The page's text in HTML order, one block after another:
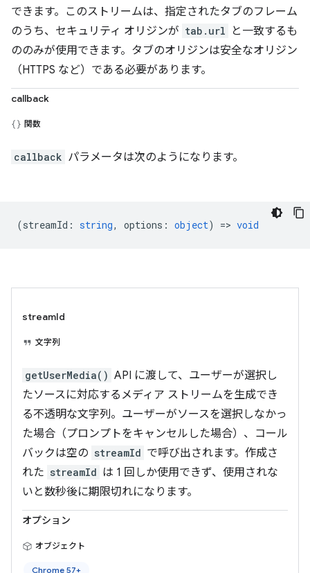
できます。このストリームは、指定されたタブのフレーム
のうち、セキュリティ オリジンが tab.url
と一致するも
ののみが使用できます。タブのオリジンは安全なオリジン
（HTTPS など）である必要があります。
callback
関数
callback パラメータは次のようになります。
(streamId : string, options : object) => void
streamId
文字列
getUserMedia() API に渡して、ユーザーが選択し
たソースに対応するメディア ストリームを生成でき
る不透明な文字列。ユーザーがソースを選択しなかっ
た場合（プロンプトをキャンセルした場合）、コール
バックは空の streamId で呼び出されます。作成さ
れた streamId は 1 回しか使用できず、使用されな
いと数秒後に期限切れになります。
オプション
オブジェクト
Chrome 57+